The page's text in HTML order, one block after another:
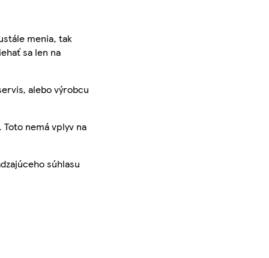
menia, tak
sa len na
alebo výrobcu
nemá vplyv na
súhlasu